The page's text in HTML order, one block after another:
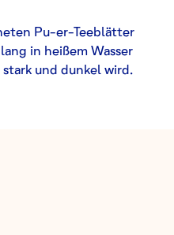
Pu-er-Teeblätter
in heißem Wasser
stark und dunkel wird.